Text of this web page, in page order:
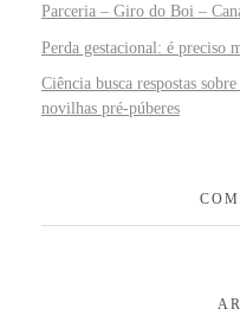
Parceria – Giro do Boi –
Perda gestacional: é preciso
Ciência busca respostas
novilhas pré-púberes